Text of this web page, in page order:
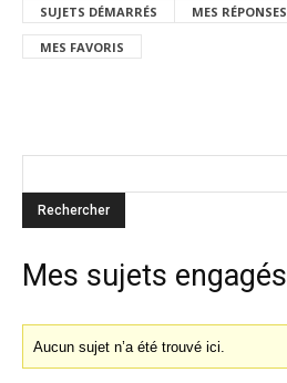
SUJETS DÉMARRÉS MES RÉPONSES
MES FAVORIS
Mes sujets engagés
Aucun sujet n’a été trouvé ici.